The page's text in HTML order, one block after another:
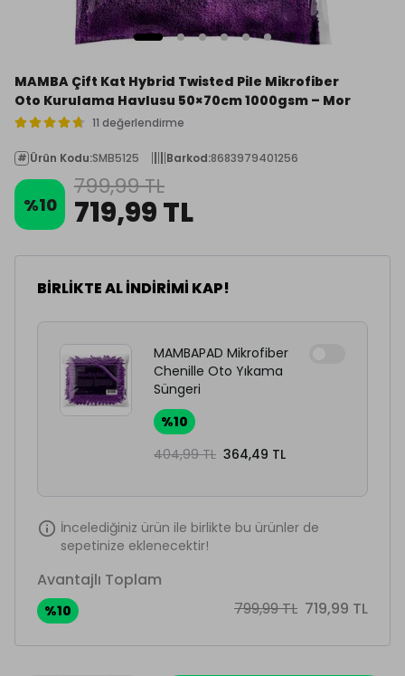
MAMBA Çift Kat Hybrid Twisted Pile Mikrofiber
Oto Kurulama Havlusu 50×70cm 1000gsm – Mor
11 değerlendirme
Ürün Kodu:SMB5125 Barkod:8683979401256
%10
799,99 TL
719,99 TL
BİRLİKTE AL İNDİRİMİ KAP!
MAMBAPAD Mikrofiber
Chenille Oto Yıkama
Süngeri
%10
404,99 TL 364,49 TL
İncelediğiniz ürün ile birlikte bu ürünler de
sepetinize eklenecektir!
Avantajlı Toplam
%10 799,99 TL 719,99 TL